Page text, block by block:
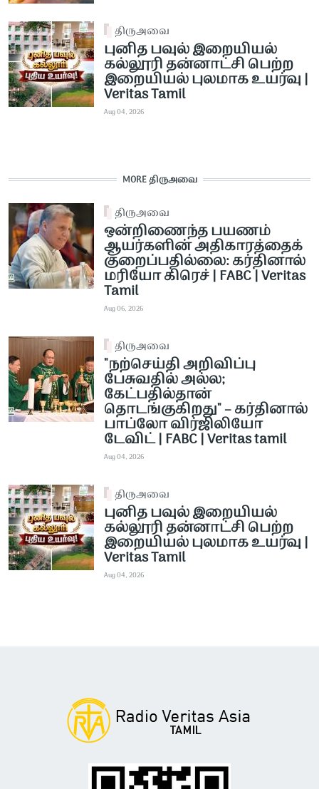
திருஅவை
புனித பவுல் இறையியல்
கல்லூரி தன்னாட்சி பெற்ற
இறையியல் புலமாக உயர்வு |
Veritas Tamil
Aug 04, 2026
MORE திருஅவை
திருஅவை
ஒன்றிணைந்த பயணம்
ஆயர்களின் அதிகாரத்தைக்
குறைப்பதில்லை: கர்தினால்
மரியோ கிரெச் | FABC | Veritas
Tamil
Aug 06, 2026
திருஅவை
"நற்செய்தி அறிவிப்பு
பேசுவதில் அல்ல;
கேட்பதில்தான்
தொடங்குகிறது" – கர்தினால்
பாப்லோ விர்ஜிலியோ
டேவிட் | FABC | Veritas tamil
Aug 04, 2026
திருஅவை
புனித பவுல் இறையியல்
கல்லூரி தன்னாட்சி பெற்ற
இறையியல் புலமாக உயர்வு |
Veritas Tamil
Aug 04, 2026